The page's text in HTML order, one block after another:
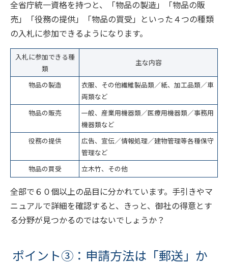
全省庁統一資格を持つと、「物品の製造」「物品の販
売」「役務の提供」「物品の買受」といった４つの種類
の入札に参加できるようになります。
入札に参加できる種
類
主な内容
物品の製造
衣服、その他繊維製品類／紙、加工品類／車
両類など
物品の販売
一般、産業用機器類／医療用機器類／事務用
機器類など
役務の提供
広告、宣伝／情報処理／建物管理等各種保守
管理など
物品の買受
立木竹、その他
全部で６０個以上の品目に分かれています。手引きやマ
ニュアルで詳細を確認すると、きっと、御社の得意とす
る分野が見つかるのではないでしょうか？
ポイント③：申請方法は「郵送」か